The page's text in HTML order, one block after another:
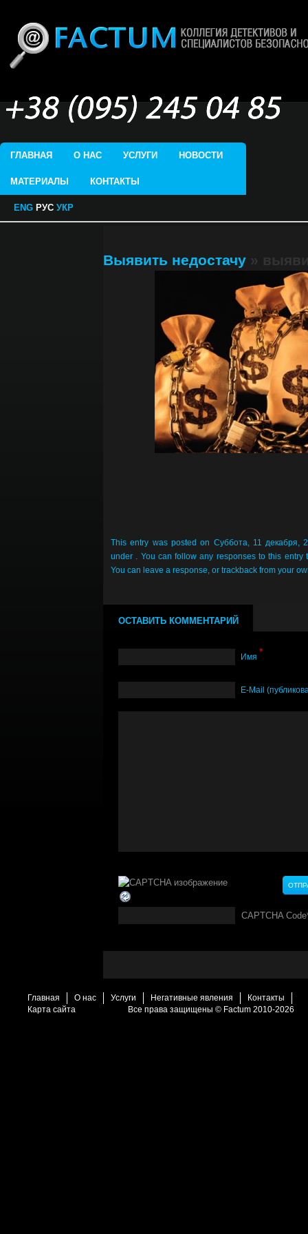
ГЛАВНАЯ О НАС УСЛУГИ НОВОСТИ
МАТЕРИАЛЫ КОНТАКТЫ
ENG РУС УКР
Выявить недостачу »
This entry was posted on Суббота, 11 декабря,
under . You can follow any responses to this entry
You can leave a response, or trackback from your
ОСТАВИТЬ КОММЕНТАРИЙ
Имя *
Е-Mail
CAPTCHA Code
Главная О нас Услуги Негативные явления
Контакты
Карта сайта
Все права защищены © Factum 2010-2026